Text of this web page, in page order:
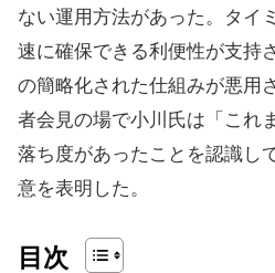
ない運用方法があった。タイ
速に確保できる利便性が支持
の簡略化された仕組みが悪用
者会見の場で小川氏は「これ
落ち度があったことを認識し
意を表明した。
目次